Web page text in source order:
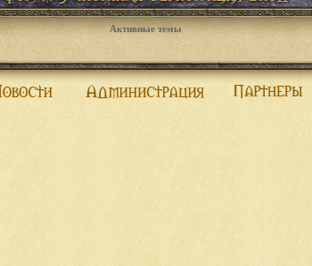
Активные темы